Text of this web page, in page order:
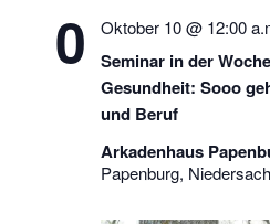
0
Seminar in der
Gesundheit: Sooo
und Beruf
Oktober 10 @ 12:00
Arkadenhaus
Papenburg,